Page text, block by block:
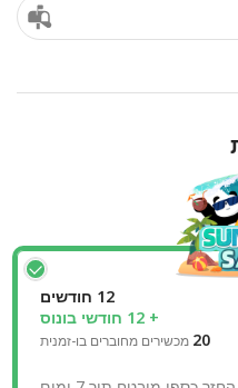
12 חודשים
+ 12 חודשי בונוס
20 מכשירים מחוברים בו-זמנית